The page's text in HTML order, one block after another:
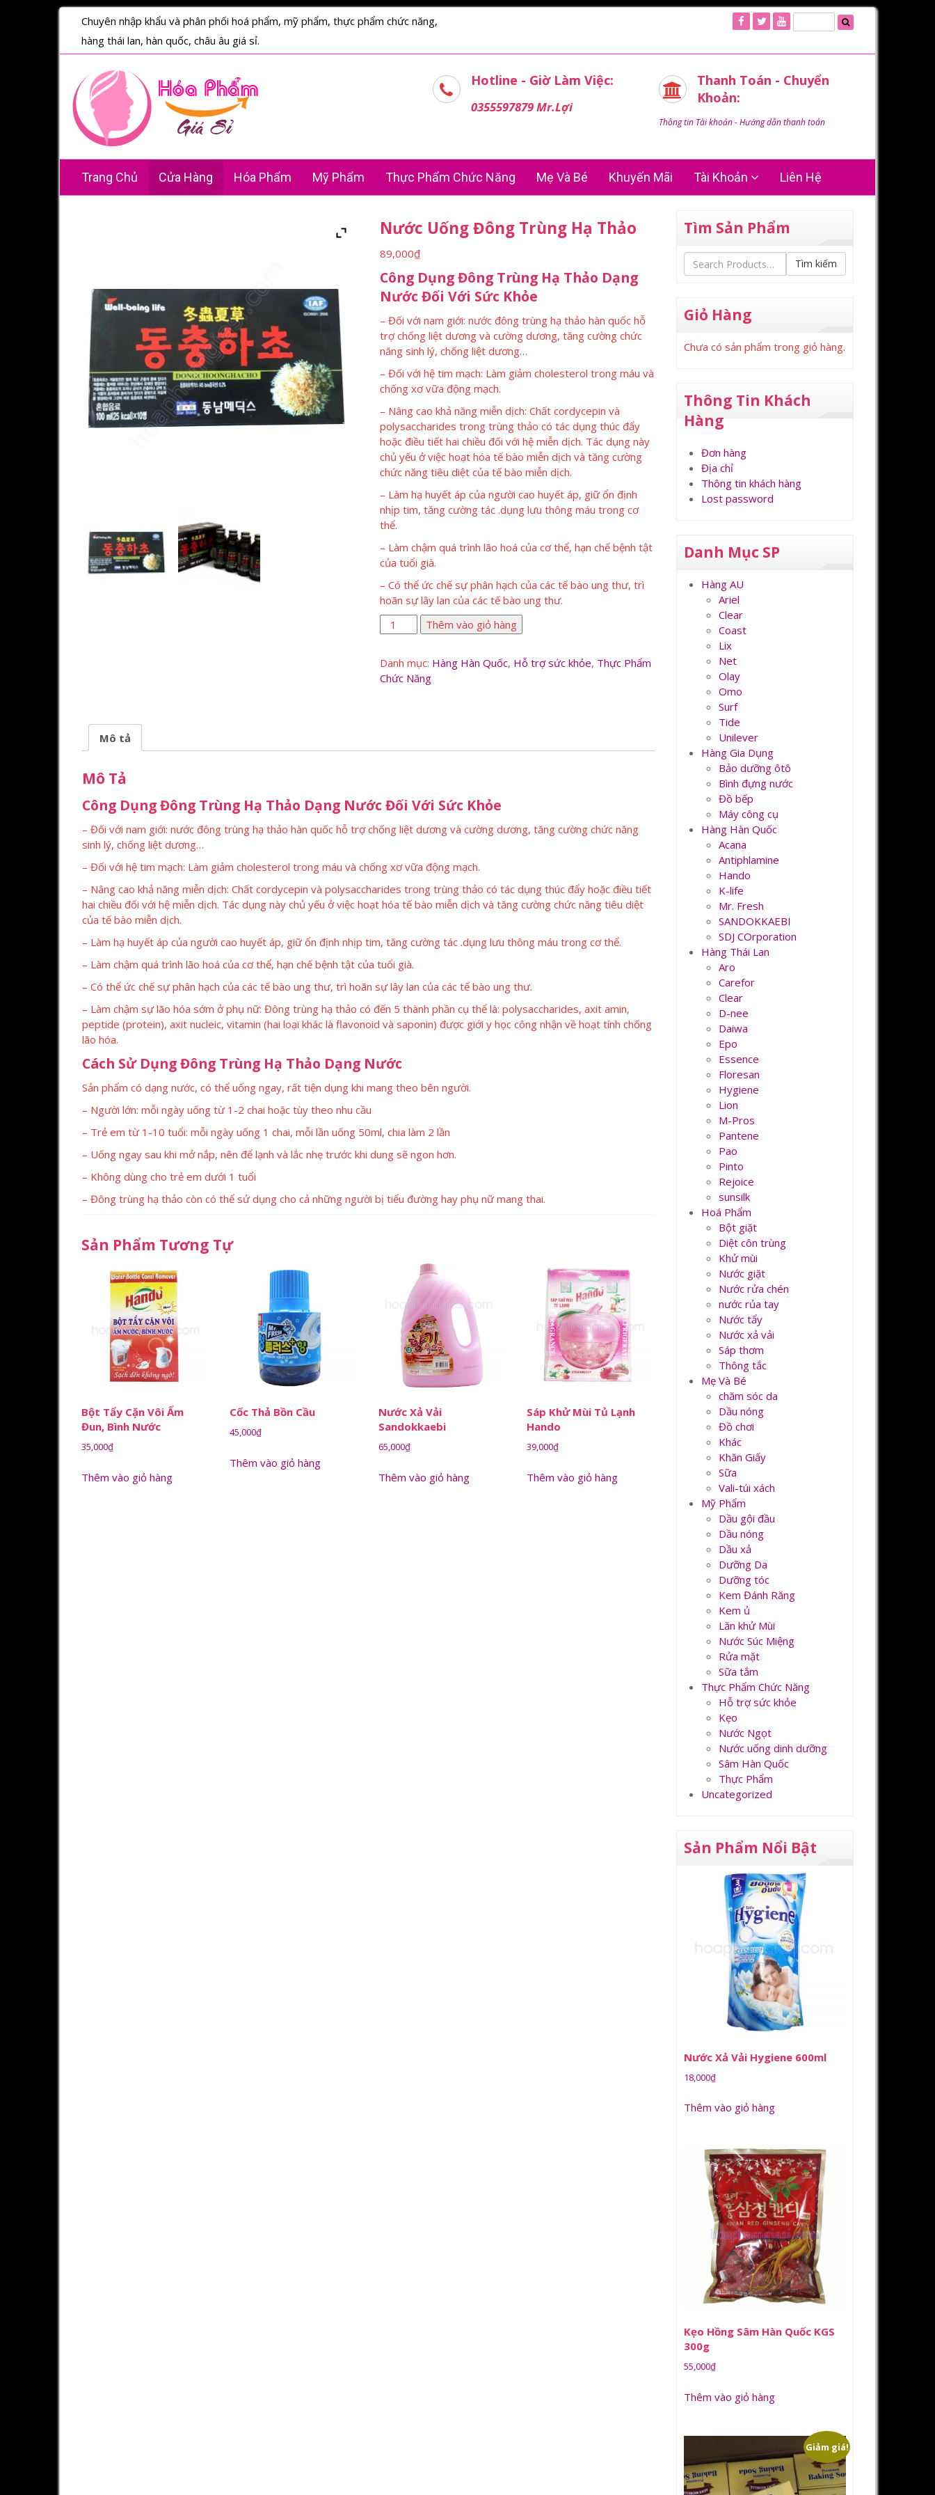
Chuyên nhập khẩu và phân phối hoá phẩm, mỹ phẩm, thực phẩm chức năng,
hàng thái lan, hàn quốc, châu âu giá sỉ.
Hotline - Giờ Làm Việc:
0355597879 Mr.Lợi
Thanh Toán - Chuyển
Khoản:
Thông tin Tài khoản - Hướng dẫn thanh toán
Trang Chủ Cửa Hàng Hóa Phẩm Mỹ Phẩm Thực Phẩm Chức Năng Mẹ Và Bé Khuyến Mãi Tài Khoản Liên Hệ
Nước Uống Đông Trùng Hạ Thảo
89,000₫
Công Dụng Đông Trùng Hạ Thảo Dạng
Nước Đối Với Sức Khỏe
– Đối với nam giới: nước đông trùng hạ thảo hàn quốc hỗ
trợ chống liệt dương và cường dương, tăng cường chức
năng sinh lý, chống liệt dương…
– Đối với hệ tim mạch: Làm giảm cholesterol trong máu và
chống xơ vữa động mạch.
– Nâng cao khả năng miễn dịch: Chất cordycepin và
polysaccharides trong trùng thảo có tác dụng thúc đẩy
hoặc điều tiết hai chiều đối với hệ miễn dịch. Tác dụng này
chủ yếu ở việc hoạt hóa tế bào miễn dịch và tăng cường
chức năng tiêu diệt của tế bào miễn dịch.
– Làm hạ huyết áp của người cao huyết áp, giữ ổn định
nhịp tim, tăng cường tác .dụng lưu thông máu trong cơ
thể.
– Làm chậm quá trình lão hoá của cơ thể, hạn chế bệnh tật
của tuổi già.
– Có thể ức chế sự phân hạch của các tế bào ung thư, trì
hoãn sự lây lan của các tế bào ung thư.
Nước
Uống
Trùng
Hạ
Thêm vào giỏ hàng
Danh mục: Hàng Hàn Quốc, Hỗ trợ sức khỏe, Thực Phẩm
Chức Năng
Mô tả
Mô Tả
Công Dụng Đông Trùng Hạ Thảo Dạng Nước Đối Với Sức Khỏe
– Đối với nam giới: nước đông trùng hạ thảo hàn quốc hỗ trợ chống liệt dương và cường dương, tăng cường chức năng
sinh lý, chống liệt dương…
– Đối với hệ tim mạch: Làm giảm cholesterol trong máu và chống xơ vữa động mạch.
– Nâng cao khả năng miễn dịch: Chất cordycepin và polysaccharides trong trùng thảo có tác dụng thúc đẩy hoặc điều tiết
hai chiều đối với hệ miễn dịch. Tác dụng này chủ yếu ở việc hoạt hóa tế bào miễn dịch và tăng cường chức năng tiêu diệt
của tế bào miễn dịch.
– Làm hạ huyết áp của người cao huyết áp, giữ ổn định nhịp tim, tăng cường tác .dụng lưu thông máu trong cơ thể.
– Làm chậm quá trình lão hoá của cơ thể, hạn chế bệnh tật của tuổi già.
– Có thể ức chế sự phân hạch của các tế bào ung thư, trì hoãn sự lây lan của các tế bào ung thư.
– Làm chậm sự lão hóa sớm ở phụ nữ: Đông trùng hạ thảo có đến 5 thành phần cụ thể là: polysaccharides, axit amin,
peptide (protein), axit nucleic, vitamin (hai loại khác là flavonoid và saponin) được giới y học công nhận về hoạt tính chống
lão hóa.
Cách Sử Dụng Đông Trùng Hạ Thảo Dạng Nước
Sản phẩm có dạng nước, có thể uống ngay, rất tiện dụng khi mang theo bên người.
– Người lớn: mỗi ngày uống từ 1-2 chai hoặc tùy theo nhu cầu
– Trẻ em từ 1-10 tuổi: mỗi ngày uống 1 chai, mỗi lần uống 50ml, chia làm 2 lần
– Uống ngay sau khi mở nắp, nên để lạnh và lắc nhẹ trước khi dung sẽ ngon hơn.
– Không dùng cho trẻ em dưới 1 tuổi
– Đông trùng hạ thảo còn có thể sử dụng cho cả những người bị tiểu đường hay phụ nữ mang thai.
Sản Phẩm Tương Tự
Bột Tẩy Cặn Vôi Ấm
Đun, Bình Nước
35,000₫
Thêm vào giỏ hàng
Cốc Thả Bồn Cầu
45,000₫
Thêm vào giỏ hàng
Nước Xả Vải
Sandokkaebi
65,000₫
Thêm vào giỏ hàng
Sáp Khử Mùi Tủ Lạnh
Hando
39,000₫
Thêm vào giỏ hàng
Tìm Sản Phẩm
Tìm kiếm
Giỏ Hàng
Chưa có sản phẩm trong giỏ hàng.
Thông Tin Khách
Hàng
Đơn hàng
Địa chỉ
Thông tin khách hàng
Lost password
Danh Mục SP
Hàng AU
Ariel
Clear
Coast
Lix
Net
Olay
Omo
Surf
Tide
Unilever
Hàng Gia Dụng
Bảo dưỡng ôtô
Bình đựng nước
Đồ bếp
Máy công cụ
Hàng Hàn Quốc
Acana
Antiphlamine
Hando
K-life
Mr. Fresh
SANDOKKAEBI
SDJ COrporation
Hàng Thái Lan
Aro
Carefor
Clear
D-nee
Daiwa
Epo
Essence
Floresan
Hygiene
Lion
M-Pros
Pantene
Pao
Pinto
Rejoice
sunsilk
Hoá Phẩm
Bột giặt
Diệt côn trùng
Khử mùi
Nước giặt
Nước rửa chén
nước rủa tay
Nước tẩy
Nước xả vải
Sáp thơm
Thông tắc
Mẹ Và Bé
chăm sóc da
Dầu nóng
Đồ chơi
Khác
Khăn Giấy
Sữa
Vali-túi xách
Mỹ Phẩm
Dầu gội đầu
Dầu nóng
Dầu xả
Dưỡng Da
Dưỡng tóc
Kem Đánh Răng
Kem ủ
Lăn khử Mùi
Nước Súc Miệng
Rửa mặt
Sữa tắm
Thực Phẩm Chức Năng
Hỗ trợ sức khỏe
Kẹo
Nước Ngọt
Nước uống dinh dưỡng
Sâm Hàn Quốc
Thực Phẩm
Uncategorized
Sản Phẩm Nổi Bật
Nước Xả Vải Hygiene 600ml
18,000₫
Thêm vào giỏ hàng
Kẹo Hồng Sâm Hàn Quốc KGS
300g
55,000₫
Thêm vào giỏ hàng
Giảm giá!